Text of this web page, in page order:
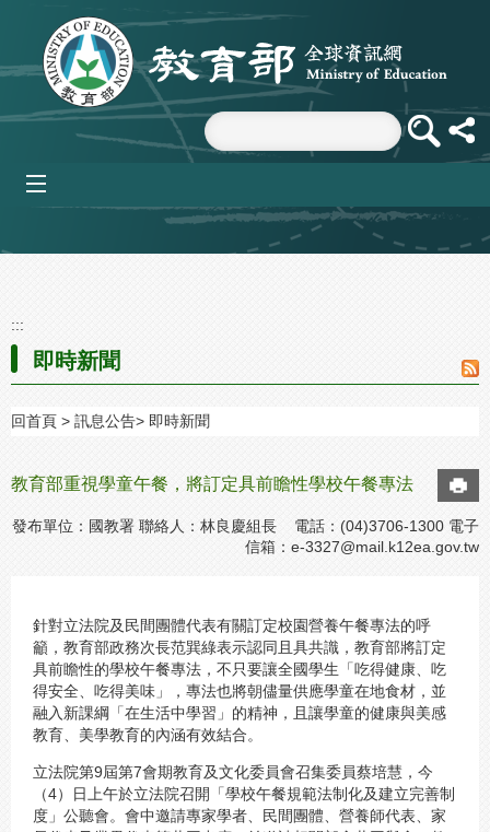
跳到主要內容區塊
:::
即時新聞
回首頁 訊息公告 即時新聞
教育部重視學童午餐，將訂定具前瞻性學校午餐專法
發布單位：國教署 聯絡人：林良慶組長 電話：(04)3706-1300 電子
信箱： e-3327@mail.k12ea.gov.tw
針對立法院及民間團體代表有關訂定校園營養午餐專法的呼
籲，教育部政務次長范巽綠表示認同且具共識，教育部將訂定
具前瞻性的學校午餐專法，不只要讓全國學生「吃得健康、吃
得安全、吃得美味」，專法也將朝儘量供應學童在地食材，並
融入新課綱「在生活中學習」的精神，且讓學童的健康與美感
教育、美學教育的內涵有效結合。
立法院第9屆第7會期教育及文化委員會召集委員蔡培慧，今
（4）日上午於立法院召開「學校午餐規範法制化及建立完善制
度」公聽會。會中邀請專家學者、民間團體、營養師代表、家